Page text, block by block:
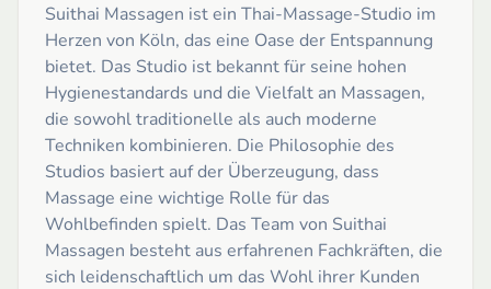
Suithai Massagen ist ein Thai-Massage-Studio im
Herzen von Köln, das eine Oase der Entspannung
bietet. Das Studio ist bekannt für seine hohen
Hygienestandards und die Vielfalt an Massagen,
die sowohl traditionelle als auch moderne
Techniken kombinieren. Die Philosophie des
Studios basiert auf der Überzeugung, dass
Massage eine wichtige Rolle für das
Wohlbefinden spielt. Das Team von Suithai
Massagen besteht aus erfahrenen Fachkräften, die
sich leidenschaftlich um das Wohl ihrer Kunden